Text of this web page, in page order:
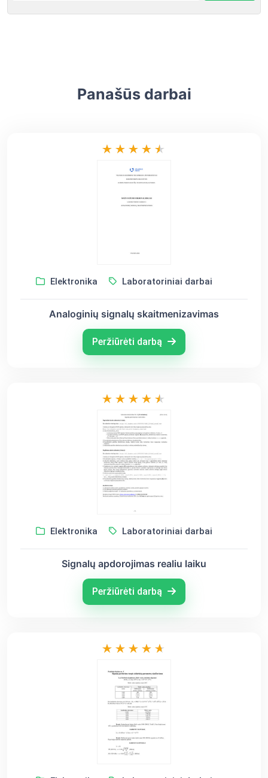
Panašūs darbai
Elektronika Laboratoriniai darbai
Analoginių signalų skaitmenizavimas
Peržiūrėti darbą
Elektronika Laboratoriniai darbai
Signalų apdorojimas realiu laiku
Peržiūrėti darbą